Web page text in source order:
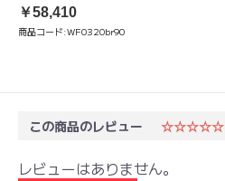
￥58,410
商品コード:WF0320br90
この商品のレビュー ☆☆☆☆☆
レビューはありません。